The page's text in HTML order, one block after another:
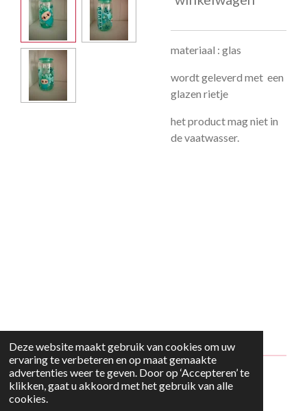
Deze website maakt gebruik van cookies om uw
ervaring te verbeteren en op maat gemaakte
advertenties weer te geven. Door op ‘Accepteren’ te
klikken, gaat u akkoord met het gebruik van alle
cookies.
materiaal : glas
wordt geleverd met een
glazen rietje
het product mag niet in
de vaatwasser.
© 2024 - 2026 Style2Maria
Powered by